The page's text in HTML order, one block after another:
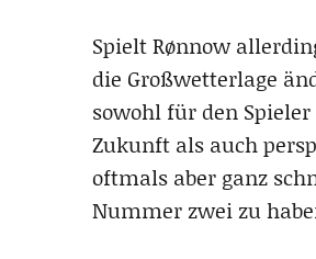
Spielt Rønnow
die Großwetterlage
sowohl für den
Zukunft als auch
oftmals aber ganz
Nummer zwei zu